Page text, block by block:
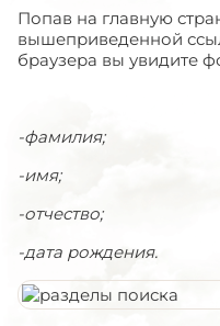
Попав на главную
вышеприведенной
браузера вы увидите
-фамилия;
-имя;
-отчество;
-дата рождения.